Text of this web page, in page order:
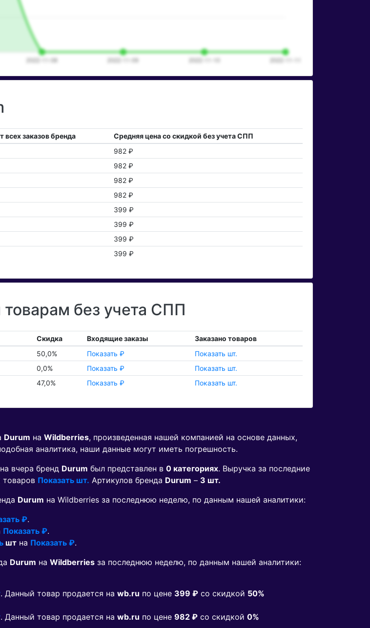
всех заказов бренда
Средняя цена со скидкой без учета СПП
982 ₽
982 ₽
982 ₽
982 ₽
399 ₽
399 ₽
399 ₽
399 ₽
без учета СПП
Скидка Входящие заказы
Заказано товаров
50,0% Показать ₽
Показать шт.
0,0% Показать ₽
Показать шт.
47,0% Показать ₽ Показать шт.
Durum на Wildberries, произведенная нашей компанией на основе данных,
аналитика, наши данные могут иметь погрешность.
вчера бренд Durum был представлен в 0 категориях. Выручка за последние
товаров Показать шт. Артикулов бренда Durum – 3 шт.
Durum на Wildberries за последнюю неделю, по данным нашей аналитики:
₽.
Показать ₽.
шт на Показать ₽.
Durum на Wildberries за последнюю неделю, по данным нашей аналитики:
. Данный товар продается на wb.ru по цене 399 ₽ co скидкой 50%
. Данный товар продается на wb.ru по цене 982 ₽ co скидкой 0%